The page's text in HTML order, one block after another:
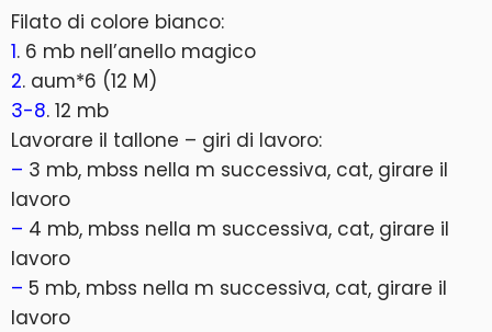
Filato di colore bianco:
1. 6 mb nell’anello magico
2. aum*6 (12 M)
3-8. 12 mb
Lavorare il tallone – giri di lavoro:
– 3 mb, mbss nella m successiva, cat, girare il
lavoro
– 4 mb, mbss nella m successiva, cat, girare il
lavoro
– 5 mb, mbss nella m successiva, cat, girare il
lavoro